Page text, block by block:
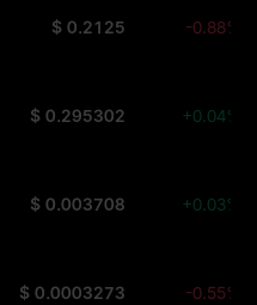
$ 0.2125 -0.88%
$ 0.295302 +0.04%
$ 0.003708 +0.03%
$ 0.0003273 -0.55%